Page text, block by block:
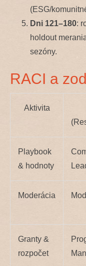
(ESG/
Dni 121–180:
holdout
sezóny.
RACI a
Aktivita
Playbook
& hodnoty
Moderácia
Granty &
rozpočet